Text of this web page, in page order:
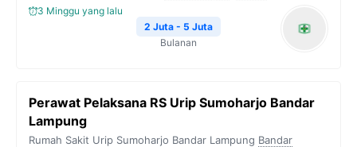
3 Minggu yang lalu
2 Juta - 5 Juta
Bulanan
Perawat Pelaksana RS Urip Sumoharjo Bandar
Lampung
Rumah Sakit Urip Sumoharjo Bandar Lampung Bandar